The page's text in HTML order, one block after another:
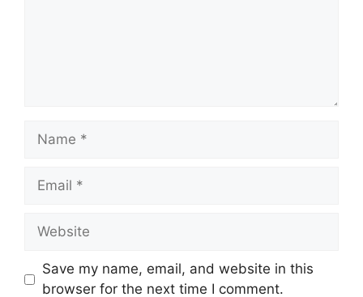
Name
Email
Website
Save my name, email, and website in this
browser for the next time I comment.